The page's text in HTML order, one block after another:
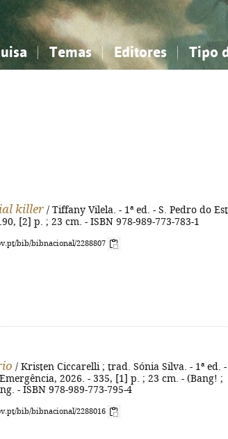
Temas Editores Tipo
killer / Tiffany Vilela. - 1ª ed. - S. Pedro do
[2] p. ; 23 cm. - ISBN 978-989-773-783-1
bib/bibnacional/2288807
/ Kristen Ciccarelli ; trad. Sónia Silva. - 1ª ed. -
2026. - 335, [1] p. ; 23 cm. - (Bang! ;
- ISBN 978-989-773-795-4
bib/bibnacional/2288016